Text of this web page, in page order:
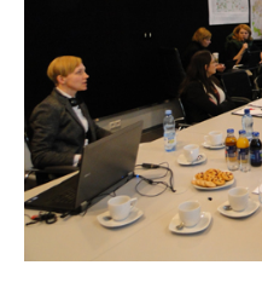
zasobów złóż wód
termalnych oraz
energii
geotermalnej w
Polsce za 2025 r.
13-07-2026
16
maj
2026
Noc
Muzeów
2026
Imprezy
popularnonaukowe
20Relacja z
okazji Dnia